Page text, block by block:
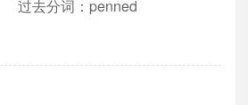
过去分词：penned